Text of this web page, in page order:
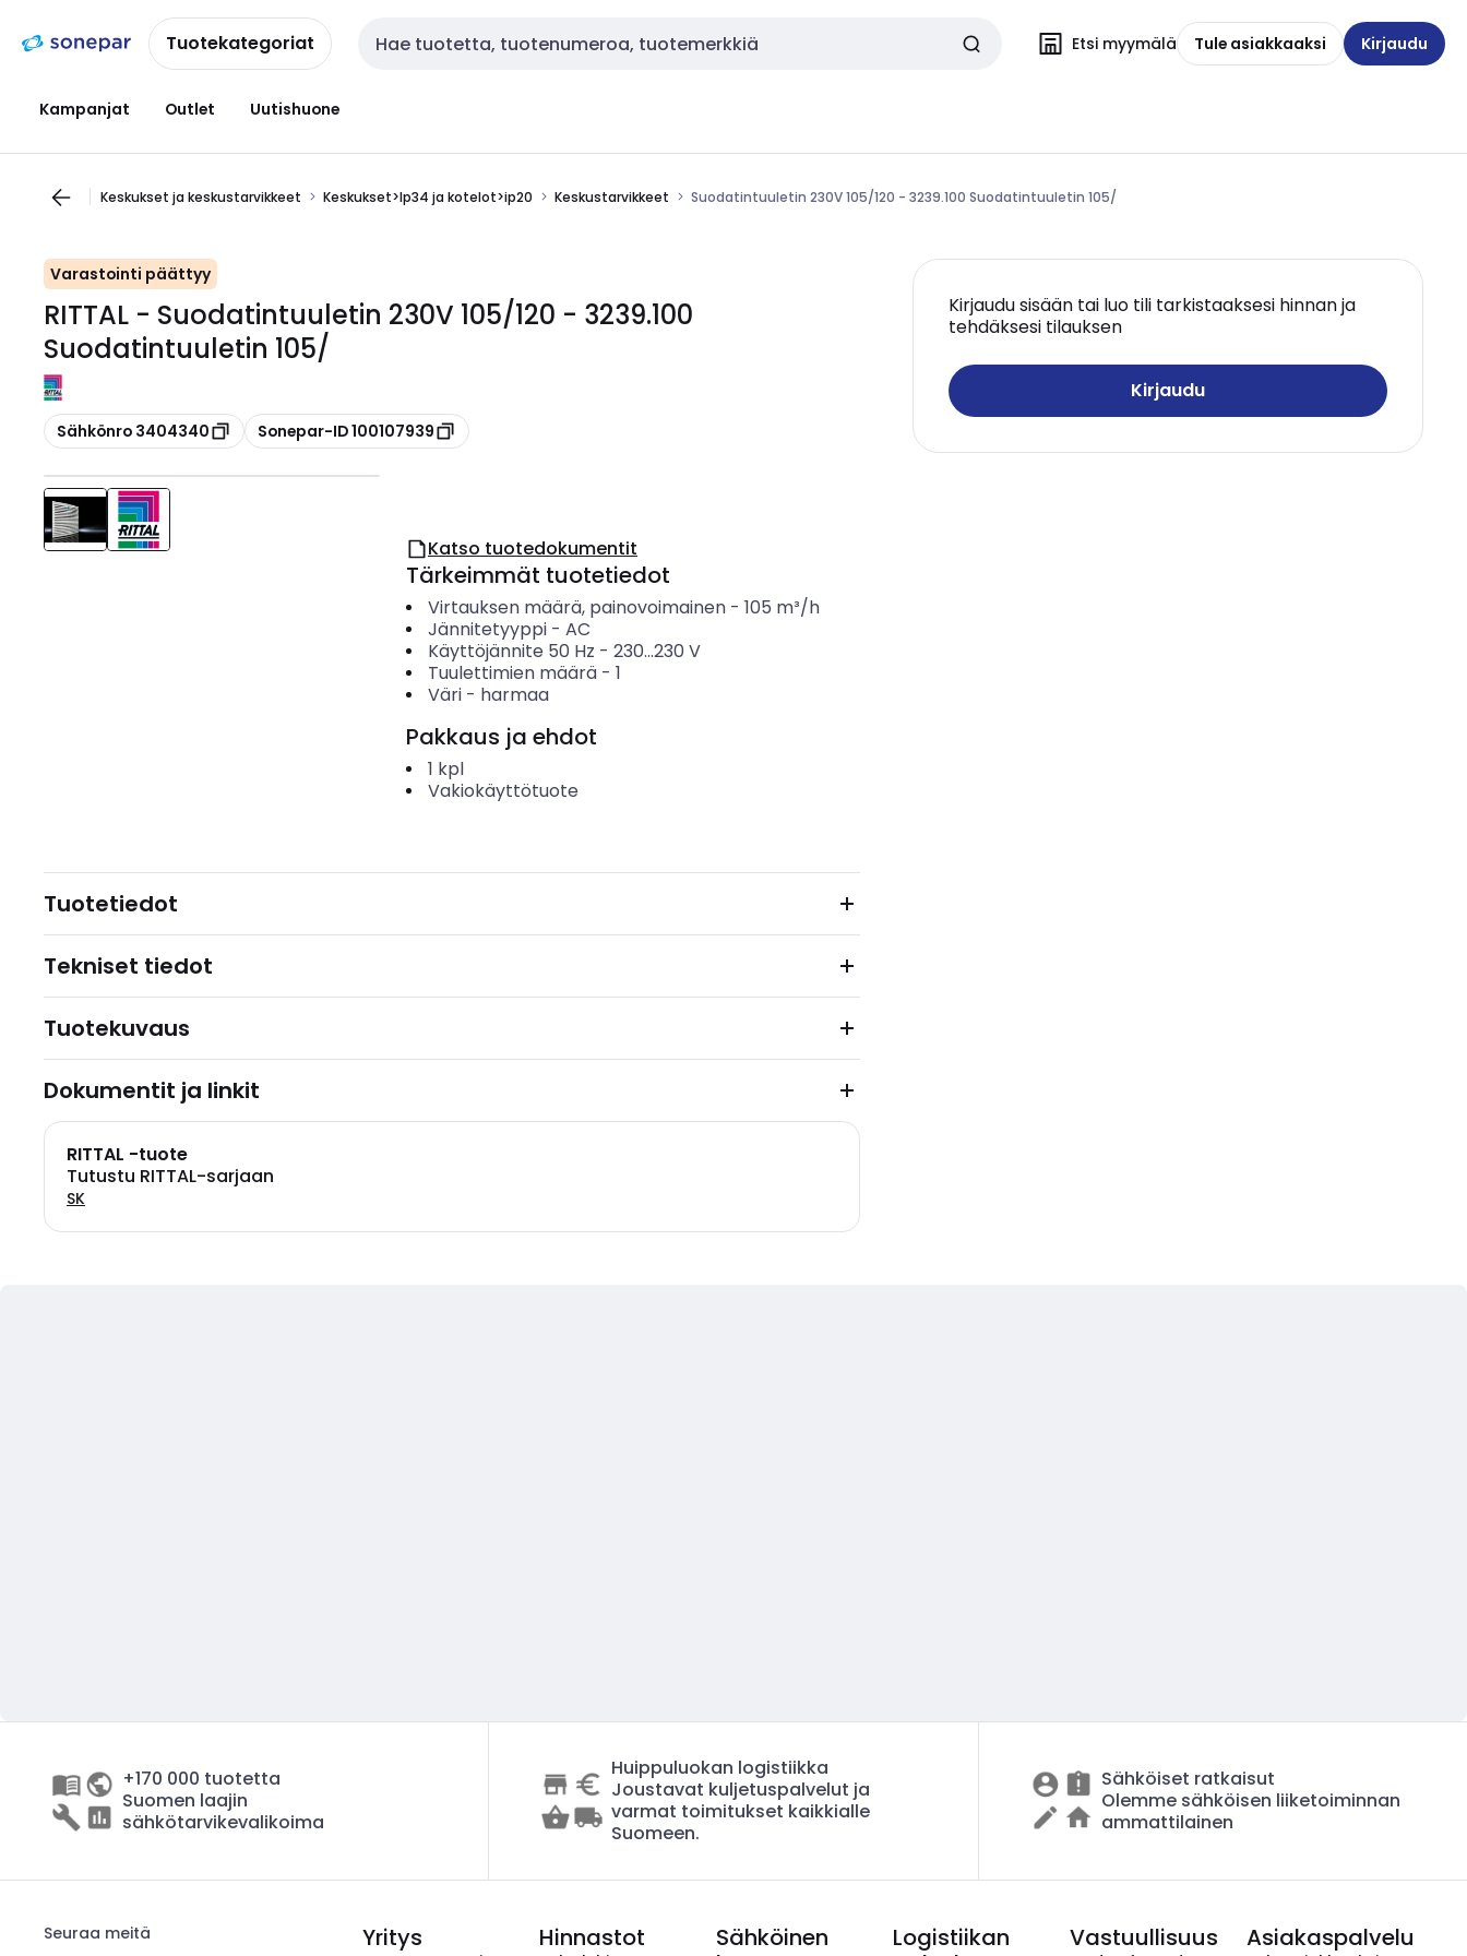
navigointiinsisältöönTuotekategoriat Haku Etsi myymälä Tule asiakkaaksi Kirjaudu
Kampanjat Outlet Uutishuone
Keskukset ja keskustarvikkeet Keskukset>Ip34 ja kotelot>ip20 Keskustarvikkeet Suodatintuuletin 230V 105/120 - 3239.100 Suodatintuuletin 105/
Varastointi päättyy
RITTAL - Suodatintuuletin 230V 105/120 - 3239.100
Suodatintuuletin 105/
Kopioi
Sähkönro 3404340 Kopioi
Sonepar-ID 100107939
Kirjaudu sisään tai luo tili tarkistaaksesi hinnan ja
tehdäksesi tilauksen
Kirjaudu
Katso tuotedokumentit
Tärkeimmät tuotetiedot
Virtauksen määrä, painovoimainen- 105 m³/h
Jännitetyyppi- AC
Käyttöjännite 50 Hz - 230...230 V
Tuulettimien määrä- 1
Väri- harmaa
Pakkaus ja ehdot
1 kpl
Vakiokäyttötuote
Tuotetiedot
Tekniset tiedot
Tuotekuvaus
Dokumentit ja linkit
RITTAL -tuote
Tutustu RITTAL-sarjaan
SK
+170 000 tuotetta
Suomen laajin
sähkötarvikevalikoima
Huippuluokan logistiikka
Joustavat kuljetuspalvelut ja
varmat toimitukset kaikkialle
Suomeen.
Sähköiset ratkaisut
Olemme sähköisen liiketoiminnan
ammattilainen
Seuraa meitä Yritys Hinnastot
Sähköinen
Logistiikan
Vastuullisuus Asiakaspalvelu